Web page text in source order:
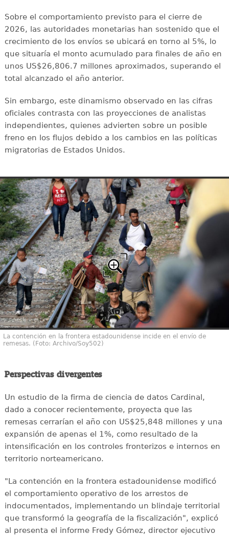
Sobre el comportamiento previsto para el cierre de
2026, las autoridades monetarias han sostenido que el
crecimiento de los envíos se ubicará en torno al 5%, lo
que situaría el monto acumulado para finales de año en
unos US$26,806.7 millones aproximados, superando el
total alcanzado el año anterior.
Sin embargo, este dinamismo observado en las cifras
oficiales contrasta con las proyecciones de analistas
independientes, quienes advierten sobre un posible
freno en los flujos debido a los cambios en las políticas
migratorias de Estados Unidos.
La contención en la frontera estadounidense incide en el envío de
remesas. (Foto: Archivo/Soy502)
Perspectivas divergentes
Un estudio de la firma de ciencia de datos Cardinal,
dado a conocer recientemente, proyecta que las
remesas cerrarían el año con US$25,848 millones y una
expansión de apenas el 1%, como resultado de la
intensificación en los controles fronterizos e internos en
territorio norteamericano.
"La contención en la frontera estadounidense modificó
el comportamiento operativo de los arrestos de
indocumentados, implementando un blindaje territorial
que transformó la geografía de la fiscalización", explicó
al presenta el informe Fredy Gómez, director ejecutivo